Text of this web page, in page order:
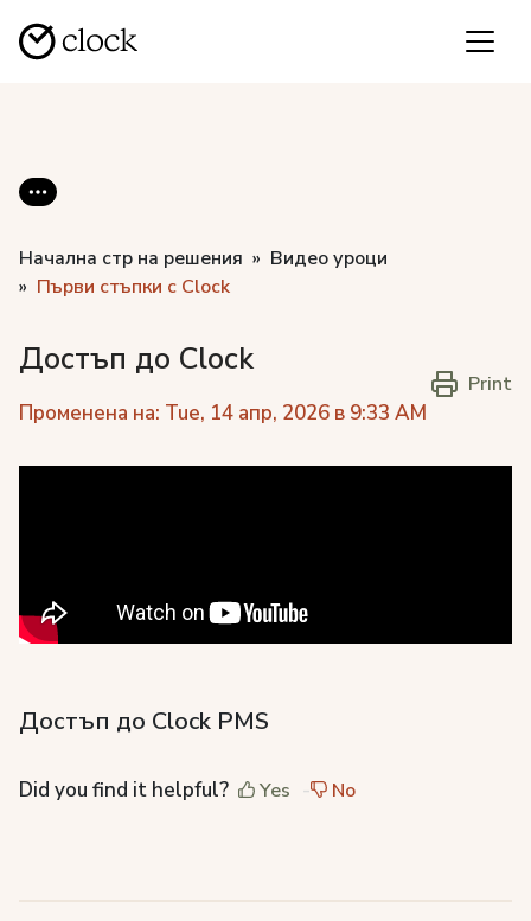
Начална стр на решения
Видео уроци
Първи стъпки с Clock
Достъп до Clock
Променена на: Tue, 14 апр, 2026 в 9:33 AM
Print
Достъп до Clock PMS
Did you find it helpful? Yes No